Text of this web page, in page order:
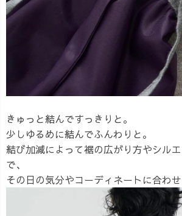
きゅっと結んですっきりと。
少しゆるめに結んでふんわりと。
結び加減によって裾の広がり方やシル
で、
その日の気分やコーディネートに合わせ